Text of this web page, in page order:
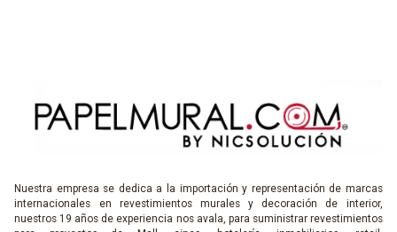
Nuestra empresa se dedica a la importación y representación de marcas
internacionales en revestimientos murales y decoración de interior,
nuestros 19 años de experiencia nos avala, para suministrar revestimientos